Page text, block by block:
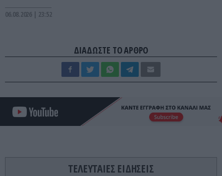
06.08.2026 | 23:52
ΔΙΑΔΩΣΤΕ ΤΟ ΑΡΘΡΟ
ΤΕΛΕΥΤΑΙΕΣ ΕΙΔΗΣΕΙΣ